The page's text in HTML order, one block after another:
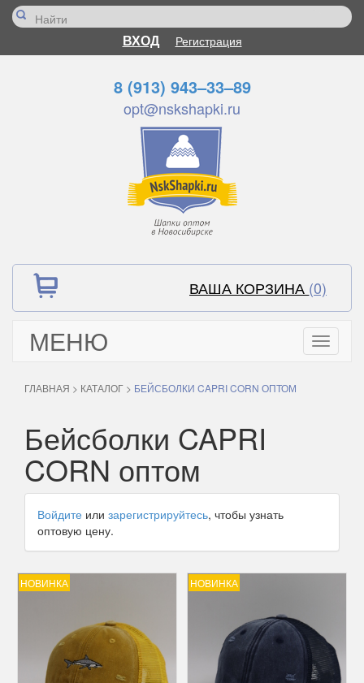
ВХОД Регистрация
8 (913) 943–33–89
opt@nskshapki.ru
ВАША КОРЗИНА (0)
МЕНЮ
Toggle
ГЛАВНАЯ > КАТАЛОГ > БЕЙСБОЛКИ CAPRI CORN ОПТОМ
Бейсболки CAPRI
CORN оптом
Войдите или зарегистрируйтесь, чтобы узнать
оптовую цену.
НОВИНКА НОВИНКА